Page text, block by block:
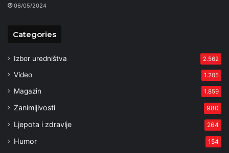
06/05/2024
Categories
Izbor uredništva 2.562
Video 1.205
Magazin 1.859
Zanimljivosti 980
Ljepota i zdravlje 264
Humor 154